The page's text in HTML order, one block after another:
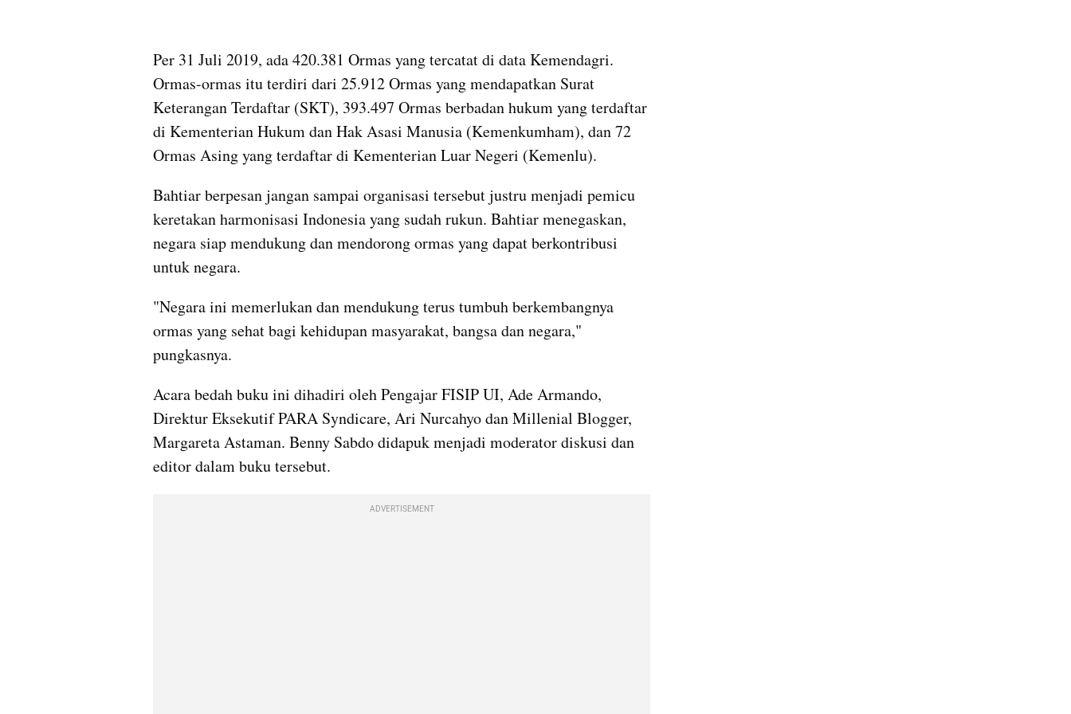
Per 31 Juli 2019, ada 420.381 Ormas yang tercatat di data Kemendagri.
Ormas-ormas itu terdiri dari 25.912 Ormas yang mendapatkan Surat
Keterangan Terdaftar (SKT), 393.497 Ormas berbadan hukum yang terdaftar
di Kementerian Hukum dan Hak Asasi Manusia (Kemenkumham), dan 72
Ormas Asing yang terdaftar di Kementerian Luar Negeri (Kemenlu).
Bahtiar berpesan jangan sampai organisasi tersebut justru menjadi pemicu
keretakan harmonisasi Indonesia yang sudah rukun. Bahtiar menegaskan,
negara siap mendukung dan mendorong ormas yang dapat berkontribusi
untuk negara.
"Negara ini memerlukan dan mendukung terus tumbuh berkembangnya
ormas yang sehat bagi kehidupan masyarakat, bangsa dan negara,"
pungkasnya.
Acara bedah buku ini dihadiri oleh Pengajar FISIP UI, Ade Armando,
Direktur Eksekutif PARA Syndicare, Ari Nurcahyo dan Millenial Blogger,
Margareta Astaman. Benny Sabdo didapuk menjadi moderator diskusi dan
editor dalam buku tersebut.
ADVERTISEMENT